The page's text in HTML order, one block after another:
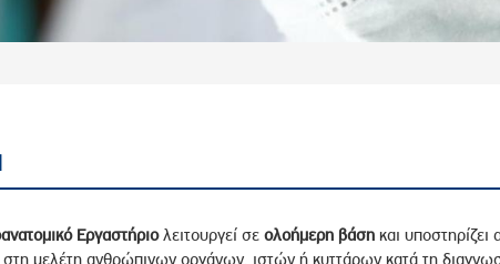
και Συνεργατών
Λειτουργίας
Εργαστήριολειτουργεί σε ολοήμερη βάσηκαι υποστηρίζει
στη μελέτη ανθρώπινων οργάνων, ιστών ή κυττάρων κατά τη